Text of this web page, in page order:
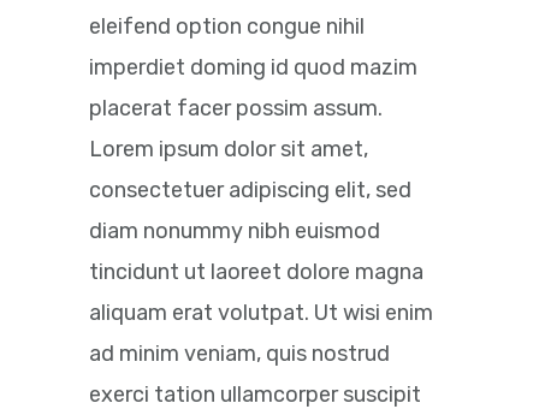
eleifend option congue nihil
imperdiet doming id quod mazim
placerat facer possim assum.
Lorem ipsum dolor sit amet,
consectetuer adipiscing elit, sed
diam nonummy nibh euismod
tincidunt ut laoreet dolore magna
aliquam erat volutpat. Ut wisi enim
ad minim veniam, quis nostrud
exerci tation ullamcorper suscipit